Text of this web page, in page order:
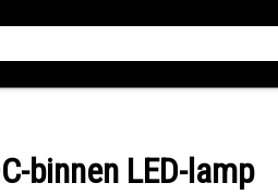
binnen LED-lamp